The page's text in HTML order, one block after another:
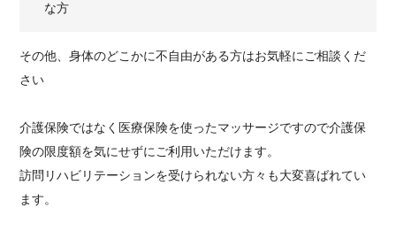
な方
その他、身体のどこかに不自由がある方はお気軽にご相談くだ
さい
介護保険ではなく医療保険を使ったマッサージですので介護保
険の限度額を気にせずにご利用いただけます。
訪問リハビリテーションを受けられない方々も大変喜ばれてい
ます。